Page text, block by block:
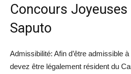
Concours Joyeuses
Saputo
Admissibilité: Afin d’être admissible
devez être légalement résident du